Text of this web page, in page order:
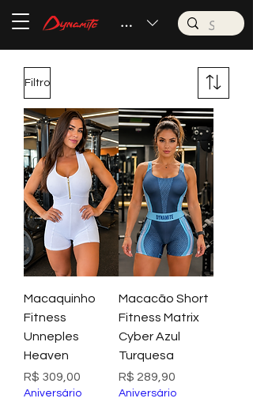
BRL (R$)
Filtro
Macaquinho
Fitness
Unneples
Heaven
Preço
R$ 309,00
Aniversário
Macacão Short
Fitness Matrix
Cyber Azul
Turquesa
Preço
R$ 289,90
Aniversário